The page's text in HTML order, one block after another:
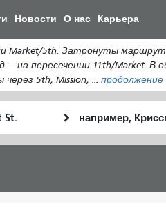
к
общему
содержанию
Новости О нас Карьера
Market/5th. Затронуты
на пересечении 11th/Market. В
5th, Mission, ... продолжение
окончания